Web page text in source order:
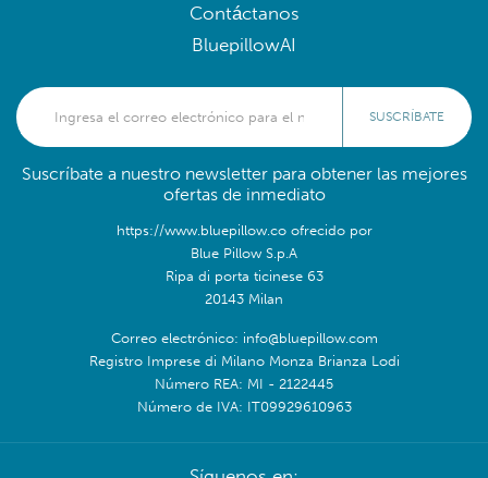
Contáctanos
BluepillowAI
SUSCRÍBATE
Suscríbate a nuestro newsletter para obtener las mejores
ofertas de inmediato
https://www.bluepillow.co ofrecido por
Blue Pillow S.p.A
Ripa di porta ticinese 63
20143 Milan
Correo electrónico: info@bluepillow.com
Registro Imprese di Milano Monza Brianza Lodi
Número REA: MI - 2122445
Número de IVA: IT09929610963